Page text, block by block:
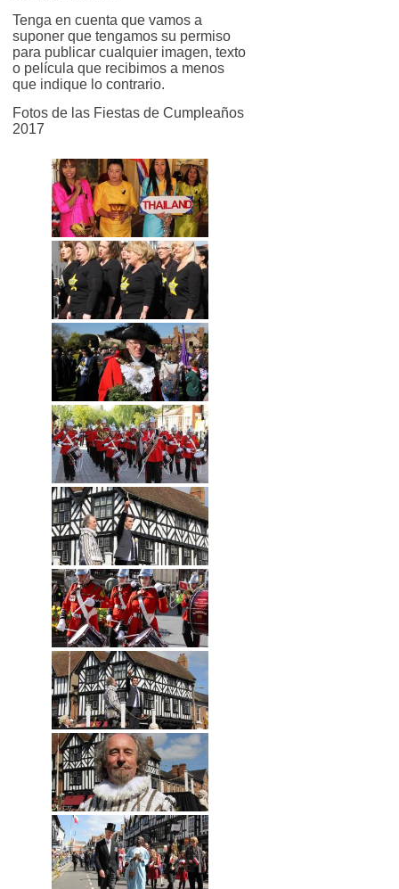
Tenga en cuenta que vamos a
suponer que tengamos su permiso
para publicar cualquier imagen, texto
o película que recibimos a menos
que indique lo contrario.
Fotos de las Fiestas de Cumpleaños
2017